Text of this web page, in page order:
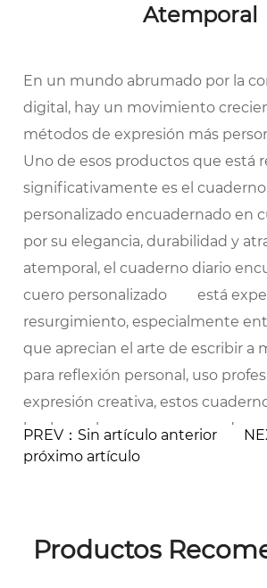
Atemporal
En un mundo abrumado por la
digital, hay un movimiento
métodos de expresión más
Uno de esos productos que está
significativamente es el
personalizado encuadernado en
por su elegancia, durabilidad y
atemporal, elcuaderno diario
cuero personalizado
está
resurgimiento, especialmente
que aprecian el arte de escribir a
para reflexión personal, uso
expresión creativa, estos
hecho un hueco en un mundo
digital.
En los últimos años, ha habido
PREV：Sin artículo anterior
próximo artículo
Productos